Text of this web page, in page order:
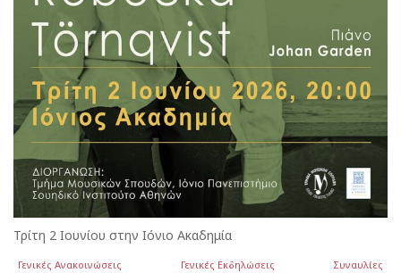
Τρίτη 2 Ιουνίου στην Ιόνιο Ακαδημία
Γενικές Ανακοινώσεις Γενικές Εκδηλώσεις Συναυλίες